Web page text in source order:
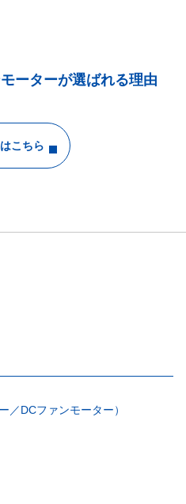
ーターが選ばれる理由
こちら
／DCファンモーター）